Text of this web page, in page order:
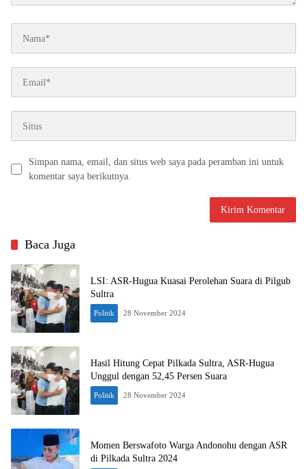
Simpan nama, email, dan situs web saya pada peramban ini untuk
komentar saya berikutnya.
Baca Juga
LSI: ASR-Hugua Kuasai Perolehan Suara di Pilgub
Sultra
Politik 28 November 2024
Hasil Hitung Cepat Pilkada Sultra, ASR-Hugua
Unggul dengan 52,45 Persen Suara
Politik 28 November 2024
Momen Berswafoto Warga Andonohu dengan ASR
di Pilkada Sultra 2024